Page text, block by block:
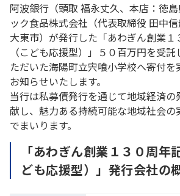
阿波銀行（頭取 福永丈久、本店：徳
ック食品株式会社（代表取締役 田中
大東市）が発行した「あわぎん創業
（こども応援型）」５０百万円を受
ただいた海陽町立宍喰小学校へ寄付を
お知らせいたします。
当行は私募債発行を通じて地域経済
献し、魅力ある持続可能な地域社会の
でまいります。
「あわぎん創業１３０周年
ども応援型）」発行会社の